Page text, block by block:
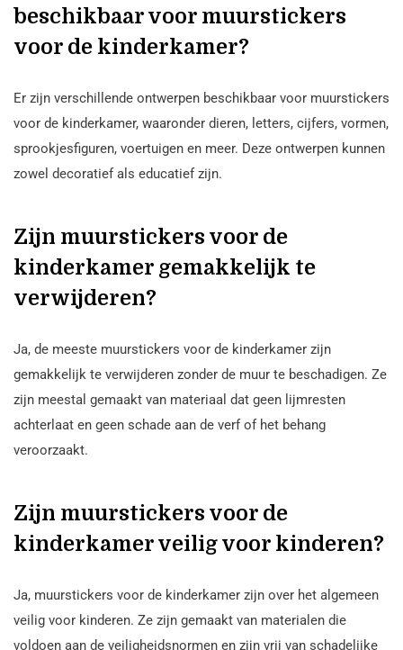
beschikbaar voor muurstickers
voor de kinderkamer?
Er zijn verschillende ontwerpen beschikbaar voor muurstickers
voor de kinderkamer, waaronder dieren, letters, cijfers, vormen,
sprookjesfiguren, voertuigen en meer. Deze ontwerpen kunnen
zowel decoratief als educatief zijn.
Zijn muurstickers voor de
kinderkamer gemakkelijk te
verwijderen?
Ja, de meeste muurstickers voor de kinderkamer zijn
gemakkelijk te verwijderen zonder de muur te beschadigen. Ze
zijn meestal gemaakt van materiaal dat geen lijmresten
achterlaat en geen schade aan de verf of het behang
veroorzaakt.
Zijn muurstickers voor de
kinderkamer veilig voor kinderen?
Ja, muurstickers voor de kinderkamer zijn over het algemeen
veilig voor kinderen. Ze zijn gemaakt van materialen die
voldoen aan de veiligheidsnormen en zijn vrij van schadelijke